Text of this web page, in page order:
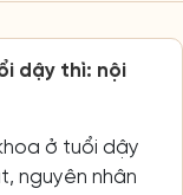
dậy thì: nội
ở tuổi dậy
nguyên nhân